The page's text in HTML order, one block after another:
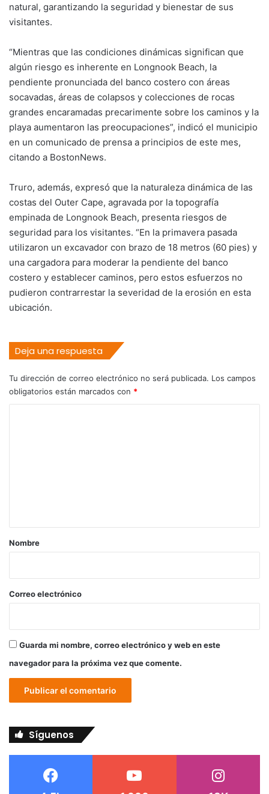
natural, garantizando la seguridad y bienestar de sus
visitantes.
“Mientras que las condiciones dinámicas significan que
algún riesgo es inherente en Longnook Beach, la
pendiente pronunciada del banco costero con áreas
socavadas, áreas de colapsos y colecciones de rocas
grandes encaramadas precarimente sobre los caminos y la
playa aumentaron las preocupaciones”, indicó el municipio
en un comunicado de prensa a principios de este mes,
citando a BostonNews.
Truro, además, expresó que la naturaleza dinámica de las
costas del Outer Cape, agravada por la topografía
empinada de Longnook Beach, presenta riesgos de
seguridad para los visitantes. “En la primavera pasada
utilizaron un excavador con brazo de 18 metros (60 pies) y
una cargadora para moderar la pendiente del banco
costero y establecer caminos, pero estos esfuerzos no
pudieron contrarrestar la severidad de la erosión en esta
ubicación.
Deja una respuesta
Tu dirección de correo electrónico no será publicada. Los campos
obligatorios están marcados con *
r
*
Nombre
Correo electrónico
Guarda mi nombre, correo electrónico y web en este
navegador para la próxima vez que comente.
Síguenos